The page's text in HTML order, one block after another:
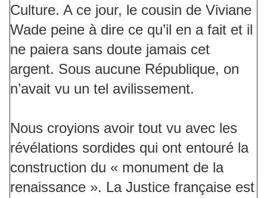
Culture. A ce jour, le cousin de Viviane
Wade peine à dire ce qu’il en a fait et il
ne paiera sans doute jamais cet
argent. Sous aucune République, on
n’avait vu un tel avilissement.
Nous croyions avoir tout vu avec les
révélations sordides qui ont entouré la
construction du « monument de la
renaissance ». La Justice française est